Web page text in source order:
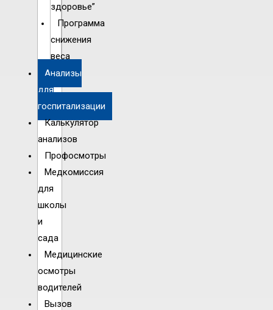
здоровье”
Программа
снижения
веса
Анализы
для
госпитализации
Калькулятор
анализов
Профосмотры
Медкомиссия
для
школы
и
сада
Медицинские
осмотры
водителей
Вызов